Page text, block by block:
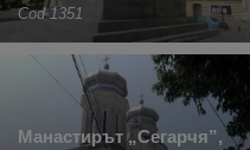
Cod 1351
Манастирът „Сегарчя”,